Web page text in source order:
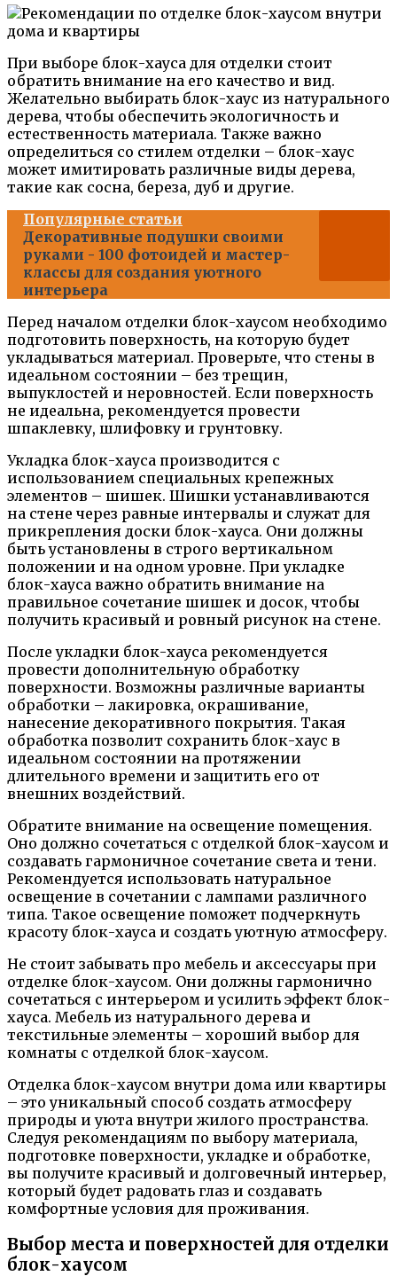
При выборе блок-хауса для отделки стоит
обратить внимание на его качество и вид.
Желательно выбирать блок-хаус из натурального
дерева, чтобы обеспечить экологичность и
естественность материала. Также важно
определиться со стилем отделки – блок-хаус
может имитировать различные виды дерева,
такие как сосна, береза, дуб и другие.
Популярные статьи
Декоративные подушки своими
руками - 100 фотоидей и мастер-
классы для создания уютного
интерьера
Перед началом отделки блок-хаусом необходимо
подготовить поверхность, на которую будет
укладываться материал. Проверьте, что стены в
идеальном состоянии – без трещин,
выпуклостей и неровностей. Если поверхность
не идеальна, рекомендуется провести
шпаклевку, шлифовку и грунтовку.
Укладка блок-хауса производится с
использованием специальных крепежных
элементов – шишек. Шишки устанавливаются
на стене через равные интервалы и служат для
прикрепления доски блок-хауса. Они должны
быть установлены в строго вертикальном
положении и на одном уровне. При укладке
блок-хауса важно обратить внимание на
правильное сочетание шишек и досок, чтобы
получить красивый и ровный рисунок на стене.
После укладки блок-хауса рекомендуется
провести дополнительную обработку
поверхности. Возможны различные варианты
обработки – лакировка, окрашивание,
нанесение декоративного покрытия. Такая
обработка позволит сохранить блок-хаус в
идеальном состоянии на протяжении
длительного времени и защитить его от
внешних воздействий.
Обратите внимание на освещение помещения.
Оно должно сочетаться с отделкой блок-хаусом и
создавать гармоничное сочетание света и тени.
Рекомендуется использовать натуральное
освещение в сочетании с лампами различного
типа. Такое освещение поможет подчеркнуть
красоту блок-хауса и создать уютную атмосферу.
Не стоит забывать про мебель и аксессуары при
отделке блок-хаусом. Они должны гармонично
сочетаться с интерьером и усилить эффект блок-
хауса. Мебель из натурального дерева и
текстильные элементы – хороший выбор для
комнаты с отделкой блок-хаусом.
Отделка блок-хаусом внутри дома или квартиры
– это уникальный способ создать атмосферу
природы и уюта внутри жилого пространства.
Следуя рекомендациям по выбору материала,
подготовке поверхности, укладке и обработке,
вы получите красивый и долговечный интерьер,
который будет радовать глаз и создавать
комфортные условия для проживания.
Выбор места и поверхностей для отделки
блок-хаусом